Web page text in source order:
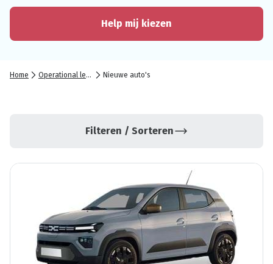
Help mij kiezen
Home Operational lease Nieuwe auto's
Filteren / Sorteren